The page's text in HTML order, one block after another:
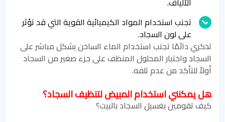
تجنب استخدام المواد الكيميائية القوية التي قد تؤثر
على لون السجاد.
تذكري دائمًا تجنب استخدام الماء الساخن بشكل مباشر على
السجاد واختبار المحلول المنظف على جزء صغير من السجاد
أولاً للتأكد من عدم تلفه.
هل يمكنني استخدام المبيض لتنظيف السجاد؟
كيف تقومين بغسيل السجاد بالبيت؟